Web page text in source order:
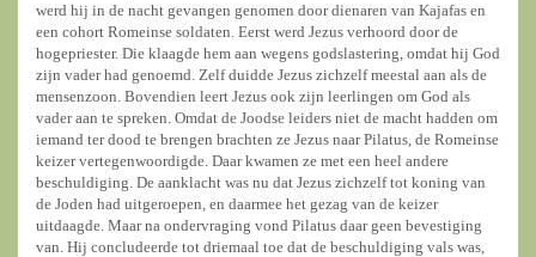
werd hij in de nacht gevangen genomen door dienaren van Kajafas en
een cohort Romeinse soldaten. Eerst werd Jezus verhoord door de
hogepriester. Die klaagde hem aan wegens godslastering, omdat hij God
zijn vader had genoemd. Zelf duidde Jezus zichzelf meestal aan als de
mensenzoon. Bovendien leert Jezus ook zijn leerlingen om God als
vader aan te spreken. Omdat de Joodse leiders niet de macht hadden om
iemand ter dood te brengen brachten ze Jezus naar Pilatus, de Romeinse
keizer vertegenwoordigde. Daar kwamen ze met een heel andere
beschuldiging. De aanklacht was nu dat Jezus zichzelf tot koning van
de Joden had uitgeroepen, en daarmee het gezag van de keizer
uitdaagde. Maar na ondervraging vond Pilatus daar geen bevestiging
van. Hij concludeerde tot driemaal toe dat de beschuldiging vals was,